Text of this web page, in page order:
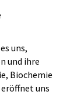
uns,
und ihre
Biochemie
uns